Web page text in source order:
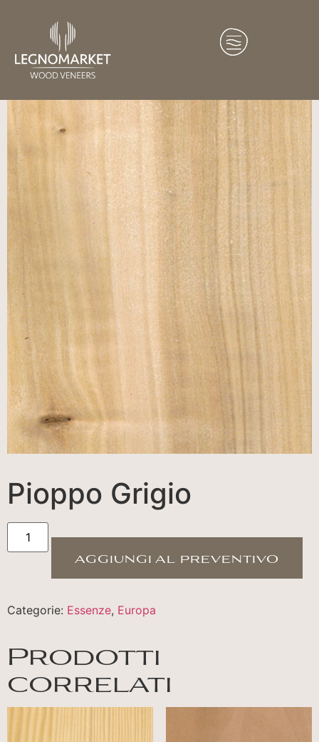
Pioppo Grigio
aggiungi al preventivo
Categorie: Essenze, Europa
Prodotti
correlati